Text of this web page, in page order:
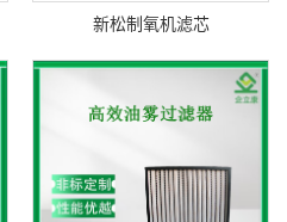
新松制氧机滤芯